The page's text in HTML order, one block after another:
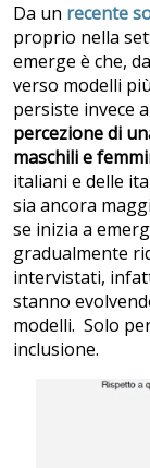
Da un recente
proprio nella
emerge è che,
verso modelli
persiste invece
percezione di
maschili e
italiani e delle
sia ancora
se inizia a
gradualmente
intervistati,
stanno
modelli. Solo
inclusione.